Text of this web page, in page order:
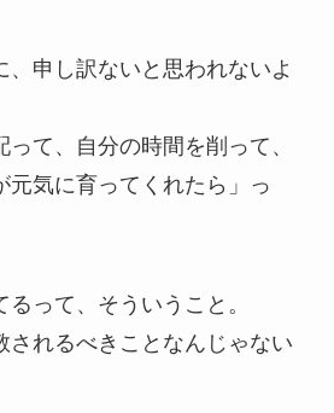
、申し訳ないと思われないよ
て、自分の時間を削って、
元気に育ってくれたら」っ
って、そういうこと。
されるべきことなんじゃない